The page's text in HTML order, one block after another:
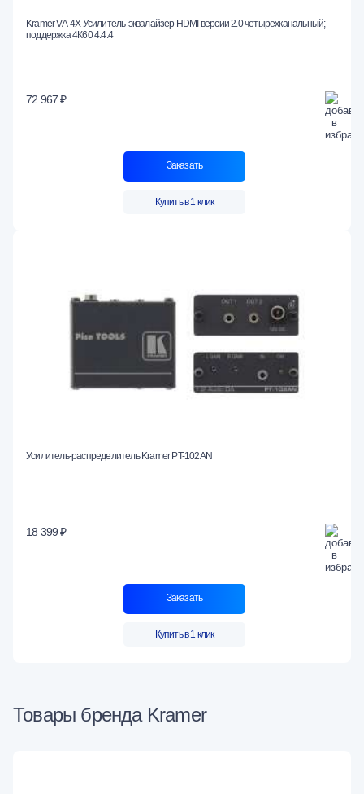
Kramer VA-4X Усилитель-эквалайзер HDMI версии 2.0 четырехканальный;
поддержка 4К60 4:4:4
72 967 ₽
Заказать
Купить в 1 клик
Усилитель-распределитель Kramer PT-102AN
18 399 ₽
Заказать
Купить в 1 клик
Товары бренда Kramer